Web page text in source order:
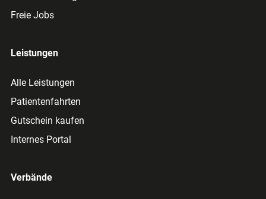
Freie Jobs
Leistungen
Alle Leistungen
Patientenfahrten
Gutschein kaufen
Internes Portal
Verbände